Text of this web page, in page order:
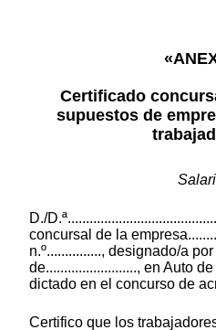
Certificado
supuestos de
D./
concursal de la
n.º..............., designado/a
de........................., en Auto
dictado en el concurso de
Certifico que los